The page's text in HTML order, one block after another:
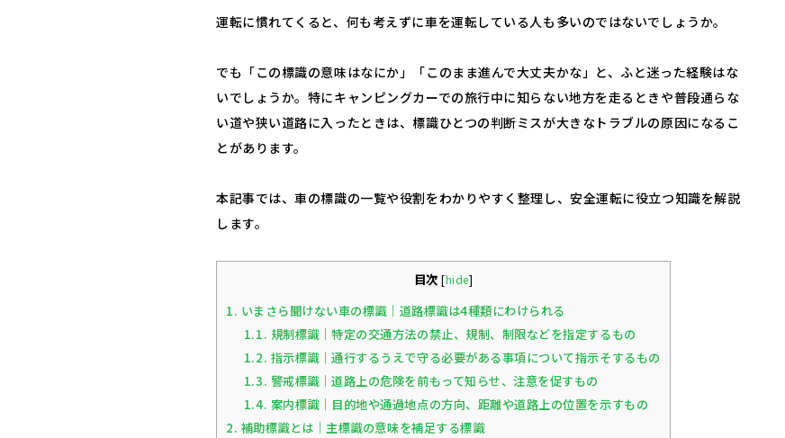
運転に慣れてくると、何も考えずに車を運転している人も多いのではないでしょうか。
でも「この標識の意味はなにか」「このまま進んで大丈夫かな」と、ふと迷った経験はな
いでしょうか。特にキャンピングカーでの旅行中に知らない地方を走るときや普段通らな
い道や狭い道路に入ったときは、標識ひとつの判断ミスが大きなトラブルの原因になるこ
とがあります。
本記事では、車の標識の一覧や役割をわかりやすく整理し、安全運転に役立つ知識を解説
します。
目次 [hide]
1. いまさら聞けない車の標識｜道路標識は4種類にわけられる
1.1. 規制標識｜特定の交通方法の禁止、規制、制限などを指定するもの
1.2. 指示標識｜通行するうえで守る必要がある事項について指示そするもの
1.3. 警戒標識｜道路上の危険を前もって知らせ、注意を促すもの
1.4. 案内標識｜目的地や通過地点の方向、距離や道路上の位置を示すもの
2. 補助標識とは｜主標識の意味を補足する標識